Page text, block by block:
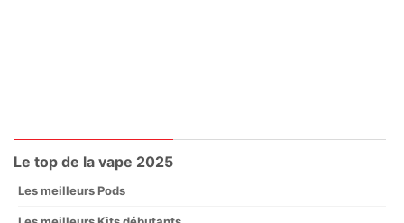
Le top de la vape 2025
Les meilleurs Pods